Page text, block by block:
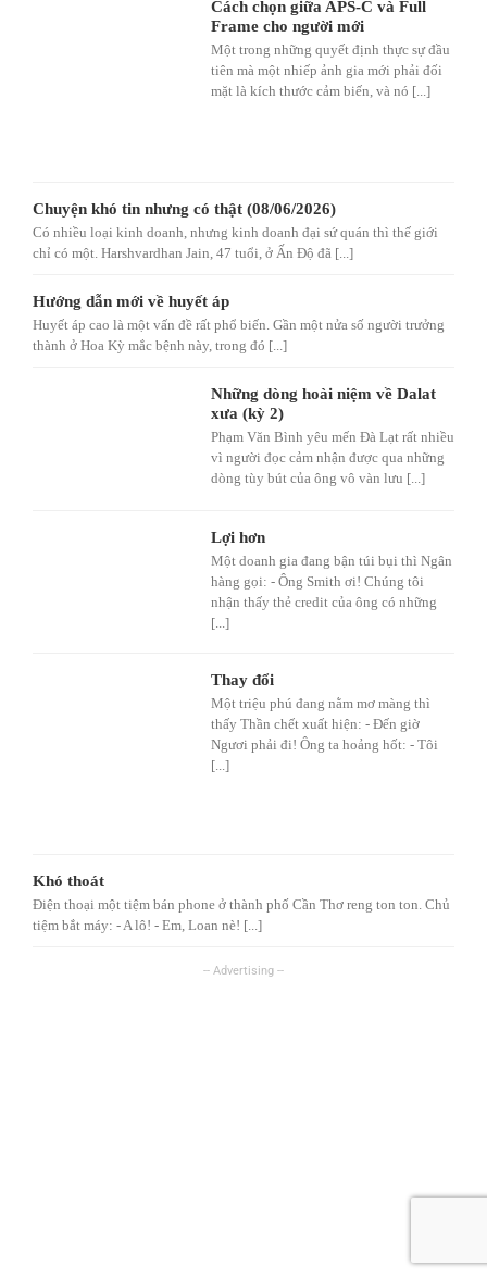
Cách chọn giữa APS-C và Full
Frame cho người mới
Một trong những quyết định thực sự đầu
tiên mà một nhiếp ảnh gia mới phải đối
mặt là kích thước cảm biến, và nó [...]
Chuyện khó tin nhưng có thật (08/06/2026)
Có nhiều loại kinh doanh, nhưng kinh doanh đại sứ quán thì thế giới
chỉ có một. Harshvardhan Jain, 47 tuổi, ở Ấn Độ đã [...]
Hướng dẫn mới về huyết áp
Huyết áp cao là một vấn đề rất phổ biến. Gần một nửa số người trưởng
thành ở Hoa Kỳ mắc bệnh này, trong đó [...]
Những dòng hoài niệm về Dalat
xưa (kỳ 2)
Phạm Văn Bình yêu mến Đà Lạt rất nhiều
vì người đọc cảm nhận được qua những
dòng tùy bút của ông vô vàn lưu [...]
Lợi hơn
Một doanh gia đang bận túi bụi thì Ngân
hàng gọi: - Ông Smith ơi! Chúng tôi
nhận thấy thẻ credit của ông có những
[...]
Thay đổi
Một triệu phú đang nằm mơ màng thì
thấy Thần chết xuất hiện: - Đến giờ
Ngươi phải đi! Ông ta hoảng hốt: - Tôi
[...]
Khó thoát
Điện thoại một tiệm bán phone ở thành phố Cần Thơ reng ton ton. Chủ
tiệm bắt máy: - A lô! - Em, Loan nè! [...]